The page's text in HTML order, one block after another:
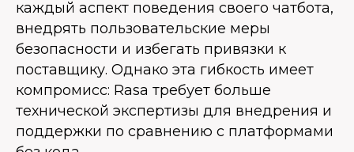
каждый аспект поведения своего чатбота,
внедрять пользовательские меры
безопасности и избегать привязки к
поставщику. Однако эта гибкость имеет
компромисс: Rasa требует больше
технической экспертизы для внедрения и
поддержки по сравнению с платформами